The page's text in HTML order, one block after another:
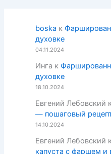
boska к
духовке
04.11.2024
Инга к
духовке
18.10.2024
Евгений Лебовский
— пошаговый
14.10.2024
Евгений Лебовский
капуста с фаршем и